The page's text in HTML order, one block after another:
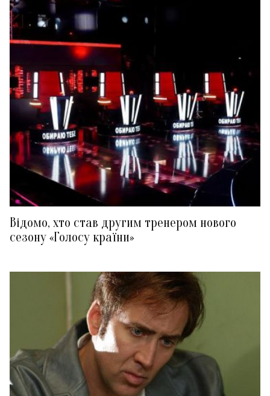
Відомо, хто став другим тренером нового
сезону «Голосу країни»